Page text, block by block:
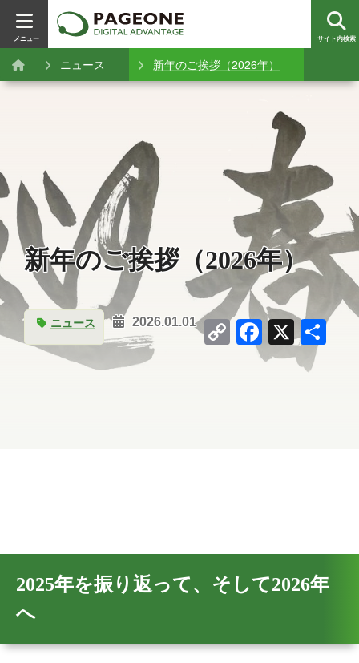
メニュー サイト内検索
ニュース 新年のご挨拶（2026年）
新年のご挨拶（2026年）
ニュース 2026.01.01 Copy
Link
X 共
2025年を振り返って、そして2026年
へ